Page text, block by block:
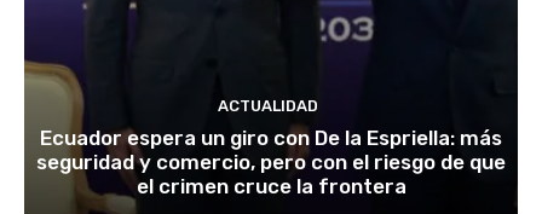
ACTUALIDAD
Ecuador espera un giro con De la Espriella: más
seguridad y comercio, pero con el riesgo de que
el crimen cruce la frontera